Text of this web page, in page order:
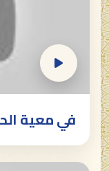
في معية الحبيب 95|